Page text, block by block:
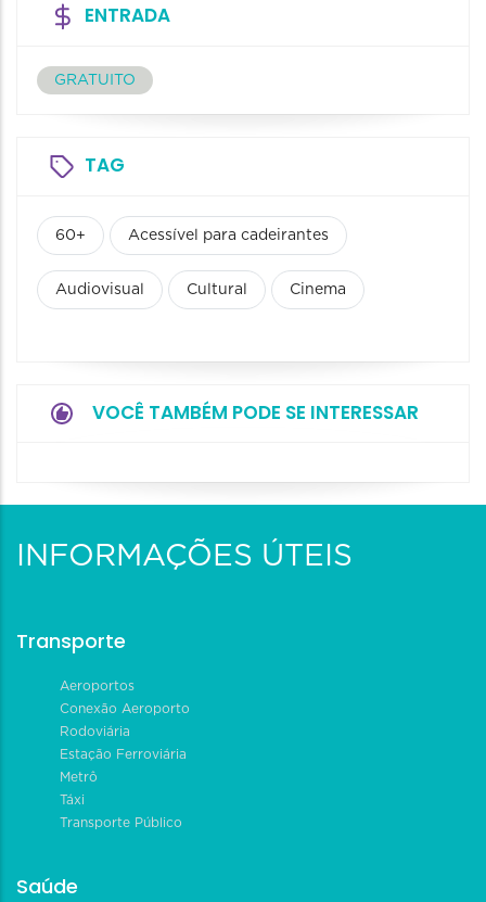
ENTRADA
GRATUITO
TAG
60+ Acessível para cadeirantes
Audiovisual Cultural Cinema
VOCÊ TAMBÉM PODE SE INTERESSAR
INFORMAÇÕES ÚTEIS
Transporte
Aeroportos
Conexão Aeroporto
Rodoviária
Estação Ferroviária
Metrô
Táxi
Transporte Público
Saúde